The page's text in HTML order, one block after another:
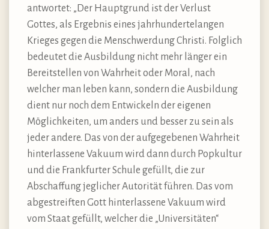
antwortet: „Der Hauptgrund ist der Verlust
Gottes, als Ergebnis eines jahrhundertelangen
Krieges gegen die Menschwerdung Christi. Folglich
bedeutet die Ausbildung nicht mehr länger ein
Bereitstellen von Wahrheit oder Moral, nach
welcher man leben kann, sondern die Ausbildung
dient nur noch dem Entwickeln der eigenen
Möglichkeiten, um anders und besser zu sein als
jeder andere. Das von der aufgegebenen Wahrheit
hinterlassene Vakuum wird dann durch Popkultur
und die Frankfurter Schule gefüllt, die zur
Abschaffung jeglicher Autorität führen. Das vom
abgestreiften Gott hinterlassene Vakuum wird
vom Staat gefüllt, welcher die „Universitäten“